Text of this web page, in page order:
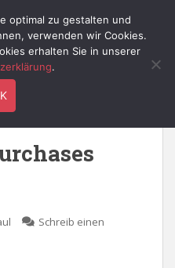
Schreib einen
optimal zu gestalten und
verwenden wir Cookies.
erhalten Sie in unserer
.